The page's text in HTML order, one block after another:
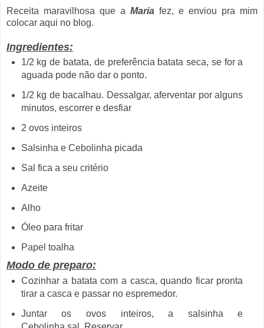
Receita maravilhosa que a Maria fez, e enviou pra mim
colocar aqui no blog.
Ingredientes:
1/2 kg de batata, de preferência batata seca, se for a
aguada pode não dar o ponto.
1/2 kg de bacalhau. Dessalgar, aferventar por alguns
minutos, escorrer e desfiar
2 ovos inteiros
Salsinha e Cebolinha picada
Sal fica a seu critério
Azeite
Alho
Óleo para fritar
Papel toalha
Modo de preparo:
Cozinhar a batata com a casca, quando ficar pronta
tirar a casca e passar no espremedor.
Juntar os ovos inteiros, a salsinha e